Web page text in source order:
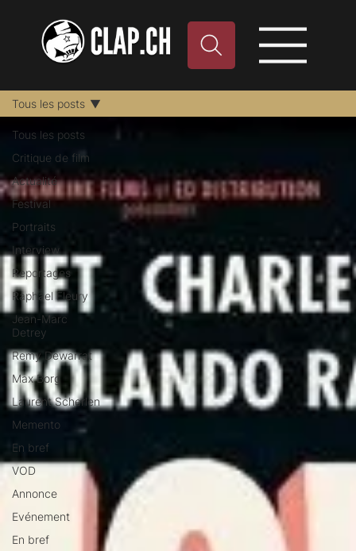
Tous les posts
Critique de film
Actualité
Festival
Portraits
Interview
Reportages
Raphael Fleury
Jean-Marc
Detrey
Remy Dewarrat
Max Borg
Laurent Scherlen
Memento
En bref
VOD
Annonce
Evénement
En bref
Tous les posts